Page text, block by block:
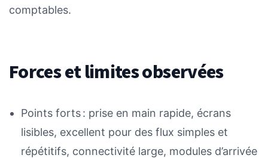
comptables.
Forces et limites observées
Points forts : prise en main rapide, écrans
lisibles, excellent pour des flux simples et
répétitifs, connectivité large, modules d’arrivée